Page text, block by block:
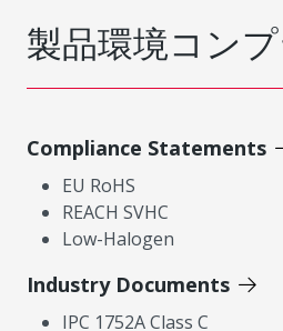
製品環境コン
Compliance Statements
EU RoHS
REACH SVHC
Low-Halogen
Industry Documents
IPC 1752A Class C